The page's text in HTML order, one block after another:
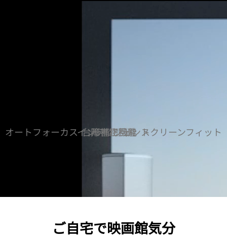
オートフォーカス 台形補正機能 スクリーンフィット
インテリジェント
障害物回避
ご自宅で映画館気分